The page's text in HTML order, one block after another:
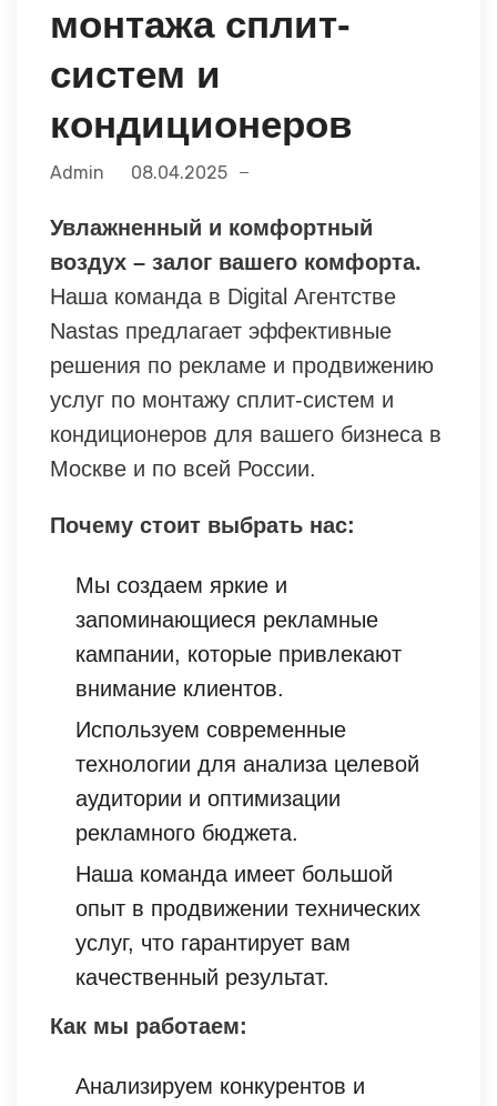
монтажа сплит-
систем и
кондиционеров
Admin 08.04.2025
Увлажненный и комфортный
воздух – залог вашего комфорта.
Наша команда в Digital Агентстве
Nastas предлагает эффективные
решения по рекламе и продвижению
услуг по монтажу сплит-систем и
кондиционеров для вашего бизнеса в
Москве и по всей России.
Почему стоит выбрать нас:
Мы создаем яркие и
запоминающиеся рекламные
кампании, которые привлекают
внимание клиентов.
Используем современные
технологии для анализа целевой
аудитории и оптимизации
рекламного бюджета.
Наша команда имеет большой
опыт в продвижении технических
услуг, что гарантирует вам
качественный результат.
Как мы работаем:
Анализируем конкурентов и